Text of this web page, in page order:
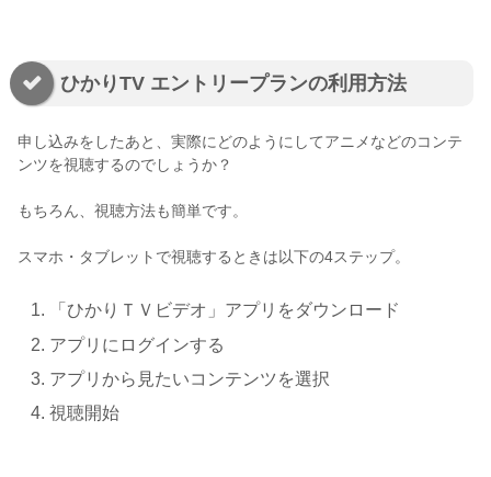
ひかりTV エントリープランの利用方法
申し込みをしたあと、実際にどのようにしてアニメなどのコンテ
ンツを視聴するのでしょうか？
もちろん、視聴方法も簡単です。
スマホ・タブレットで視聴するときは以下の4ステップ。
「ひかりＴＶビデオ」アプリをダウンロード
アプリにログインする
アプリから見たいコンテンツを選択
視聴開始